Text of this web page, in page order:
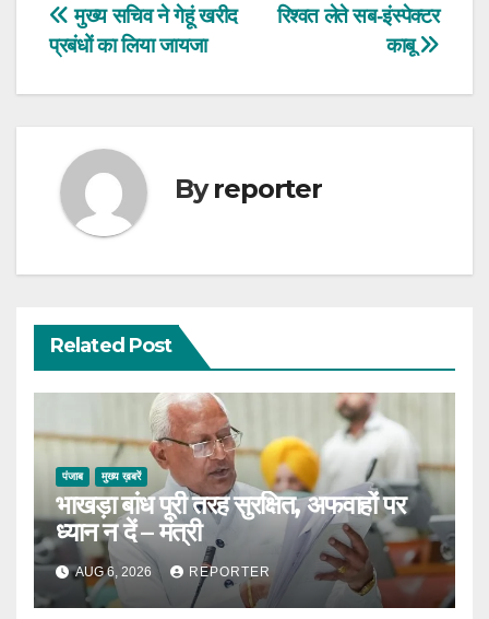
Post
navigation
रिश्वत लेते सब-इंस्पेक्टर
काबू
मुख्य सचिव ने गेहूं खरीद
प्रबंधों का लिया जायजा
Byreporter
Related Post
पंजाब मुख्य ख़बरें
भाखड़ा बांध पूरी तरह सुरक्षित, अफवाहों पर
ध्यान न दें – मंत्री
AUG 6, 2026 REPORTER